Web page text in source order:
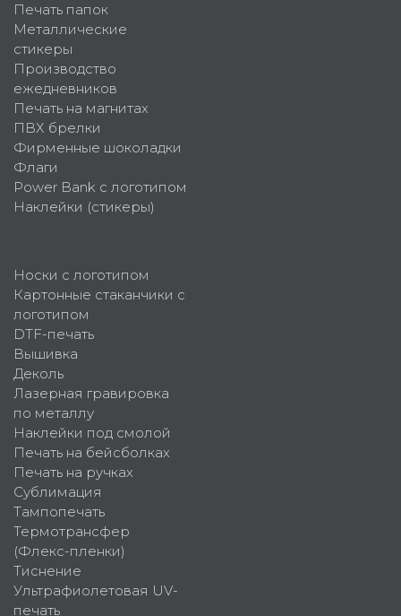
Печать папок
Металлические
стикеры
Производство
ежедневников
Печать на магнитах
ПВХ брелки
Фирменные шоколадки
Флаги
Power Bank с логотипом
Наклейки (стикеры)
Носки с логотипом
Картонные стаканчики с
логотипом
DTF-печать
Вышивка
Деколь
Лазерная гравировка
по металлу
Наклейки под смолой
Печать на бейсболках
Печать на ручках
Сублимация
Тампопечать
Термотрансфер
(Флекс-пленки)
Тиснение
Ультрафиолетовая UV-
печать